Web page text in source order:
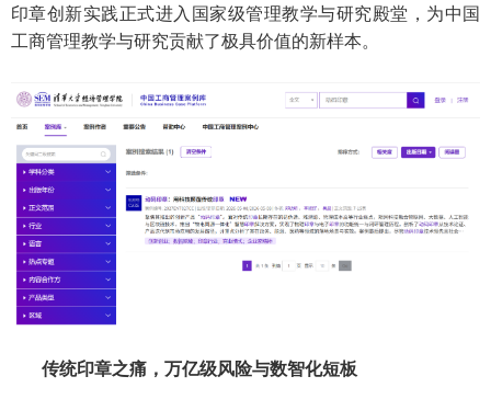
印章创新实践正式进入国家级管理教学与研究殿堂，为中国
工商管理教学与研究贡献了极具价值的新样本。
传统印章之痛 ， 万亿级风险与数智化短板